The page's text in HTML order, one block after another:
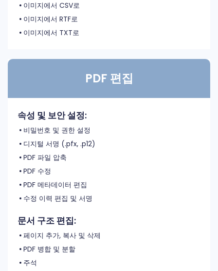
이미지에서 CSV로
이미지에서 RTF로
이미지에서 TXT로
PDF 편집
속성 및 보안 설정:
비밀번호 및 권한 설정
디지털 서명 (.pfx, .p12)
PDF 파일 압축
PDF 수정
PDF 메타데이터 편집
수정 이력 편집 및 서명
문서 구조 편집:
페이지 추가, 복사 및 삭제
PDF 병합 및 분할
주석